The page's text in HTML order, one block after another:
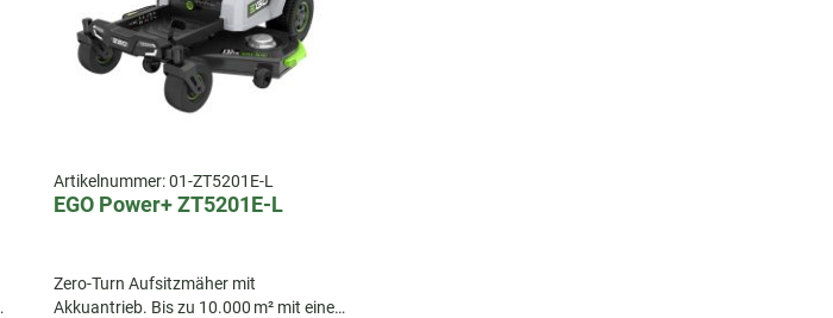
Artikelnummer:01-ZT5201E-L
EGO Power+ ZT5201E-L
Zero-Turn Aufsitzmäher mit
Akkuantrieb. Bis zu 10.000 m² mit einer